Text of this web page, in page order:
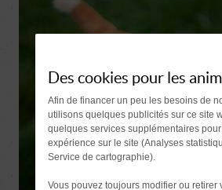
Des cookies pour les
Afin de financer un peu les besoins de
utilisons quelques publicités sur ce site
quelques services supplémentaires
expérience sur le site (Analyses
Service de cartographie).
Vous pouvez toujours modifier ou retirer